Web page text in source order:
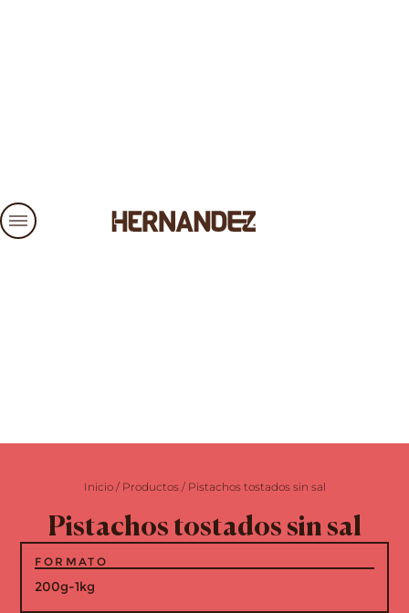
Inicio/ Productos/ Pistachos tostados sin sal
Pistachos tostados sin sal
FORMATO
200g-1kg